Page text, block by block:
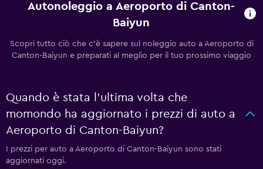
Autonoleggio a Aeroporto di Canton-
Baiyun
Scopri tutto ciò che c'è sapere sul noleggio auto a Aeroporto di
Canton-Baiyun e preparati al meglio per il tuo prossimo viaggio
Quando è stata l'ultima volta che
momondo ha aggiornato i prezzi di auto a
Aeroporto di Canton-Baiyun?
I prezzi per auto a Aeroporto di Canton-Baiyun sono stati
aggiornati oggi.